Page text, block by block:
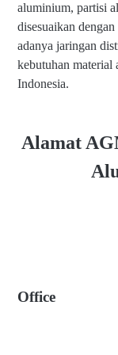
aluminium, partisi
disesuaikan
adanya jaringan
kebutuhan
Indonesia.
Alamat
Office